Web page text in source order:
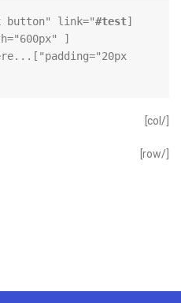
[button text="Lightbox button" link="
#test
[lightbox id="
here...
[/col]
[/row]